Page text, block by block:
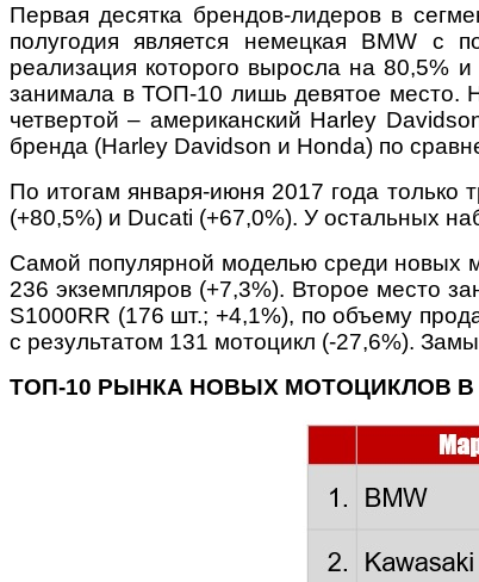
Первая десятка брендов-лидеров в
полугодия является немецкая BMW с
реализация которого выросла на 80,5%
занимала в ТОП-10 лишь девятое место.
четвертой – американский Harley
бренда (Harley Davidson и Honda) по
По итогам января-июня 2017 года только
(+80,5%) и Ducati (+67,0%). У остальных
Самой популярной моделью среди новых
236 экземпляров (+7,3%). Второе место
S1000RR (176 шт.; +4,1%), по объему
c результатом 131 мотоцикл (-27,6%).
ТОП-10 РЫНКА НОВЫХ МОТОЦИКЛОВ В